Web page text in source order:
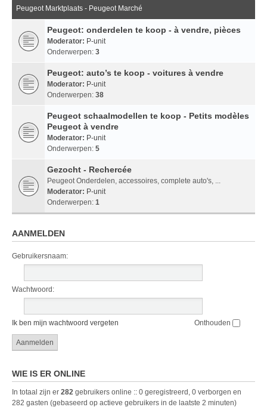
Peugeot Marktplaats - Peugeot Marché
Peugeot: onderdelen te koop - à vendre, pièces
Moderator: P-unit
Onderwerpen: 3
Peugeot: auto’s te koop - voitures à vendre
Moderator: P-unit
Onderwerpen: 38
Peugeot schaalmodellen te koop - Petits modèles
Peugeot à vendre
Moderator: P-unit
Onderwerpen: 5
Gezocht - Rechercée
Peugeot Onderdelen, accessoires, complete auto's, ...
Moderator: P-unit
Onderwerpen: 1
AANMELDEN
Gebruikersnaam:
Wachtwoord:
Ik ben mijn wachtwoord vergeten Onthouden
WIE IS ER ONLINE
In totaal zijn er 282 gebruikers online :: 0 geregistreerd, 0 verborgen en
282 gasten (gebaseerd op actieve gebruikers in de laatste 2 minuten)